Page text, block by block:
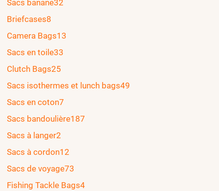
Sacs banane32
Briefcases8
Camera Bags13
Sacs en toile33
Clutch Bags25
Sacs isothermes et lunch bags49
Sacs en coton7
Sacs bandoulière187
Sacs à langer2
Sacs à cordon12
Sacs de voyage73
Fishing Tackle Bags4